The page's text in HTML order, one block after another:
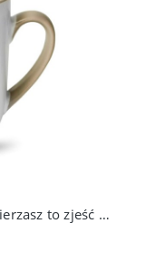
Kubek z psim nosem Czy zamierzasz to zjeść 250 ml